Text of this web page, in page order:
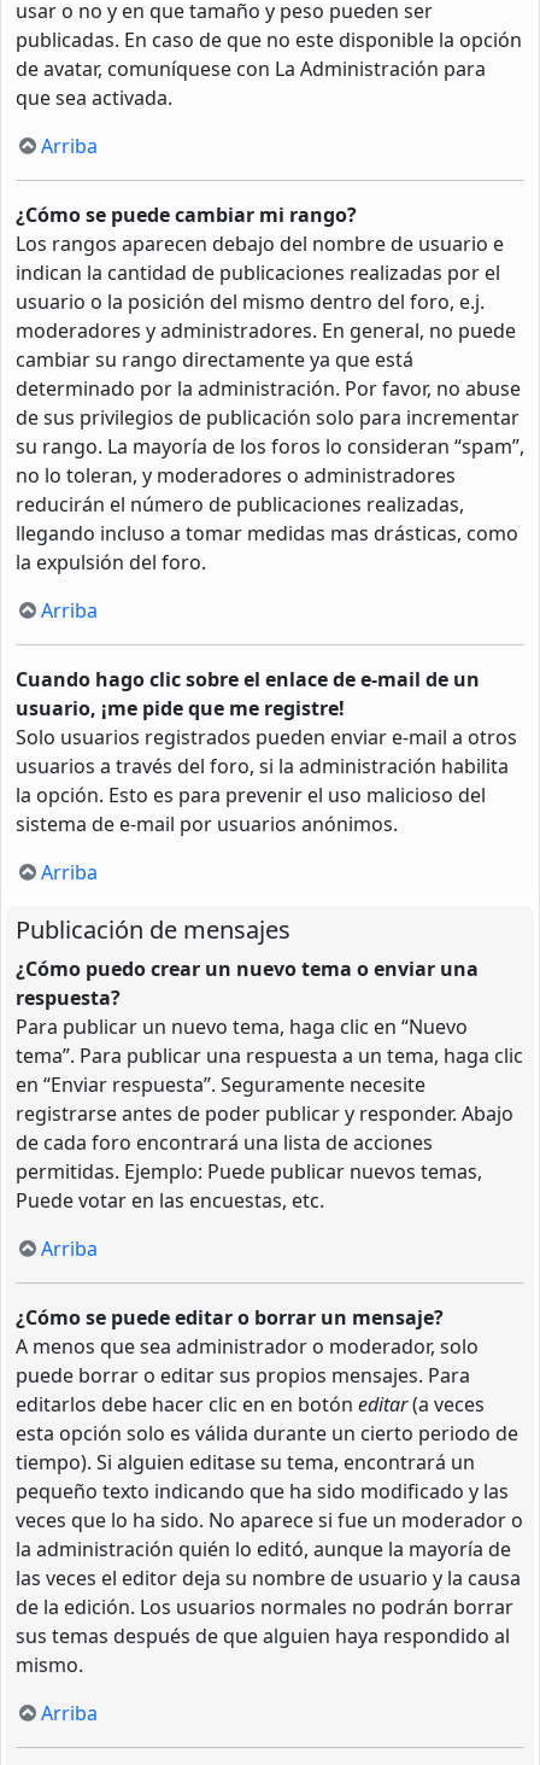
usar o no y en que tamaño y peso pueden ser
publicadas. En caso de que no este disponible la opción
de avatar, comuníquese con La Administración para
que sea activada.
Arriba
¿Cómo se puede cambiar mi rango?
Los rangos aparecen debajo del nombre de usuario e
indican la cantidad de publicaciones realizadas por el
usuario o la posición del mismo dentro del foro, e.j.
moderadores y administradores. En general, no puede
cambiar su rango directamente ya que está
determinado por la administración. Por favor, no abuse
de sus privilegios de publicación solo para incrementar
su rango. La mayoría de los foros lo consideran “spam”,
no lo toleran, y moderadores o administradores
reducirán el número de publicaciones realizadas,
llegando incluso a tomar medidas mas drásticas, como
la expulsión del foro.
Arriba
Cuando hago clic sobre el enlace de e-mail de un
usuario, ¡me pide que me registre!
Solo usuarios registrados pueden enviar e-mail a otros
usuarios a través del foro, si la administración habilita
la opción. Esto es para prevenir el uso malicioso del
sistema de e-mail por usuarios anónimos.
Arriba
Publicación de mensajes
¿Cómo puedo crear un nuevo tema o enviar una
respuesta?
Para publicar un nuevo tema, haga clic en “Nuevo
tema”. Para publicar una respuesta a un tema, haga clic
en “Enviar respuesta”. Seguramente necesite
registrarse antes de poder publicar y responder. Abajo
de cada foro encontrará una lista de acciones
permitidas. Ejemplo: Puede publicar nuevos temas,
Puede votar en las encuestas, etc.
Arriba
¿Cómo se puede editar o borrar un mensaje?
A menos que sea administrador o moderador, solo
puede borrar o editar sus propios mensajes. Para
editarlos debe hacer clic en en botón editar(a veces
esta opción solo es válida durante un cierto periodo de
tiempo). Si alguien editase su tema, encontrará un
pequeño texto indicando que ha sido modificado y las
veces que lo ha sido. No aparece si fue un moderador o
la administración quién lo editó, aunque la mayoría de
las veces el editor deja su nombre de usuario y la causa
de la edición. Los usuarios normales no podrán borrar
sus temas después de que alguien haya respondido al
mismo.
Arriba